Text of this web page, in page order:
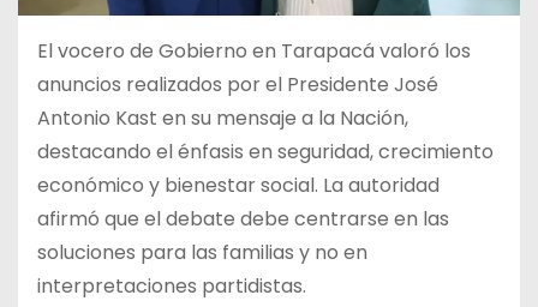
El vocero de Gobierno en Tarapacá valoró los
anuncios realizados por el Presidente José
Antonio Kast en su mensaje a la Nación,
destacando el énfasis en seguridad, crecimiento
económico y bienestar social. La autoridad
afirmó que el debate debe centrarse en las
soluciones para las familias y no en
interpretaciones partidistas.